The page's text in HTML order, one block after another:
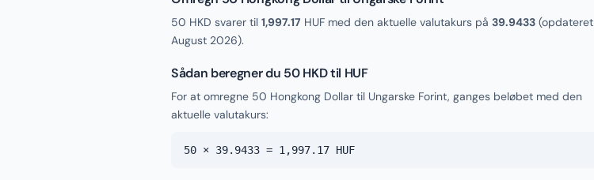
50 HKD svarer til 1,997.17 HUF med den aktuelle valutakurs på 39.9433 (opdateret
August 2026).
Sådan beregner du 50 HKD til HUF
For at omregne 50 Hongkong Dollar til Ungarske Forint, ganges beløbet med den
aktuelle valutakurs:
50 × 39.9433 = 1,997.17 HUF